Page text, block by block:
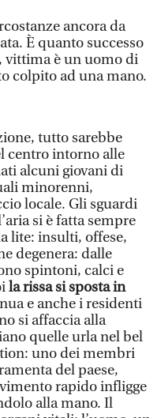
ancora da
È quanto successo
vittima è un uomo di
colpito ad una mano.
tutto sarebbe
centro intorno alle
alcuni giovani di
minorenni,
locale. Gli sguardi
si è fatta sempre
lite: insulti, offese,
degenera: dalle
spintoni, calci e
la rissa si sposta in
e anche i residenti
si affaccia alla
quelle urla nel bel
uno dei membri
del paese,
rapido infligge
alla mano. Il